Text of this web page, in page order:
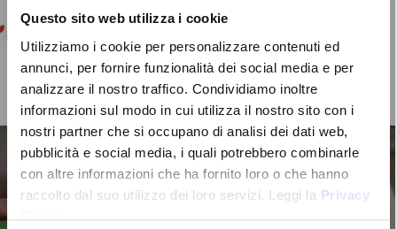
Questo sito web utilizza i cookie
Utilizziamo i cookie per personalizzare contenuti ed
annunci, per fornire funzionalità dei social media e per
analizzare il nostro traffico. Condividiamo inoltre
informazioni sul modo in cui utilizza il nostro sito con i
nostri partner che si occupano di analisi dei dati web,
pubblicità e social media, i quali potrebbero combinarle
con altre informazioni che ha fornito loro o che hanno
raccolto dal suo utilizzo dei loro servizi. Leggi la Privacy
Policy